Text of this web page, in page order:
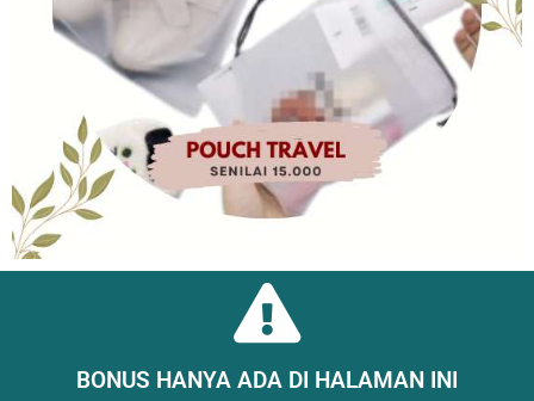
BONUS HANYA ADA DI HALAMAN INI